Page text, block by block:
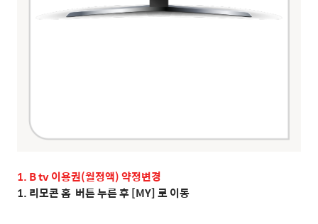
1. B tv 이용권(월정액) 약정변경
1. 리모콘 홈 버튼 누른 후 [MY] 로 이동